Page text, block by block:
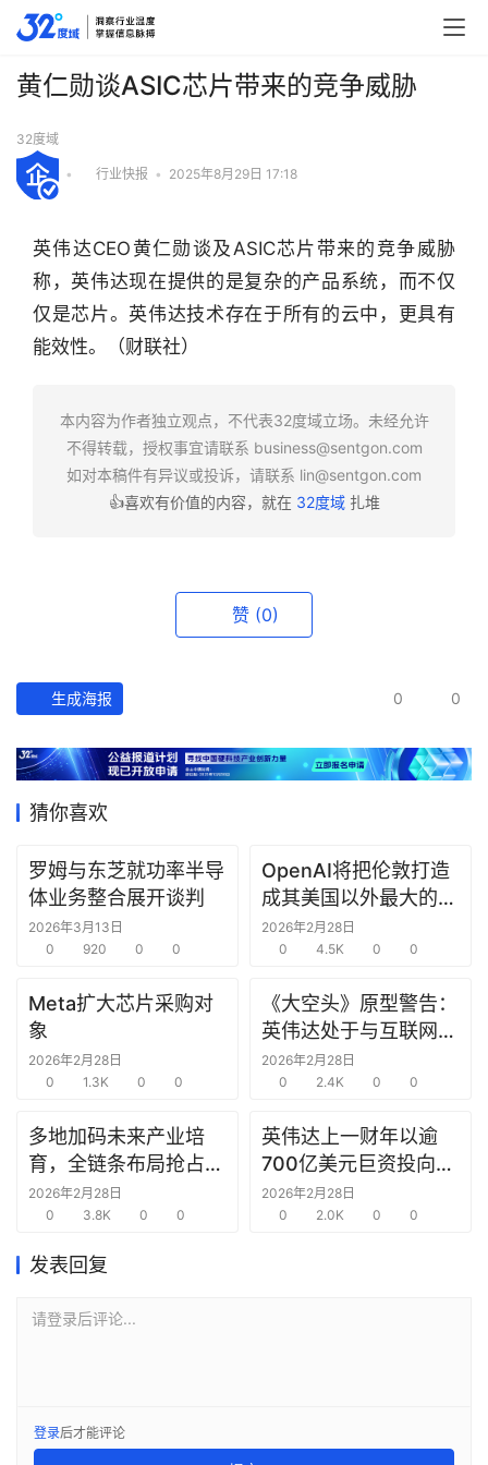
深
度
产
数
据
报
告
之
窗
链
圈
黄仁勋谈ASIC芯片带来的竞争威胁
32度域
• 行业快报 • 2025年8月29日 17:18
英伟达CEO黄仁勋谈及ASIC芯片带来的竞争威胁
称，英伟达现在提供的是复杂的产品系统，而不仅
仅是芯片。英伟达技术存在于所有的云中，更具有
能效性。（财联社）
本内容为作者独立观点，不代表32度域立场。未经允许
不得转载，授权事宜请联系 business@sentgon.com
如对本稿件有异议或投诉，请联系 lin@sentgon.com
👍喜欢有价值的内容，就在 32度域扎堆
赞 (0)
生成海报 0 0
猜你喜欢
罗姆与东芝就功率半导
体业务整合展开谈判
2026年3月13日
0
920 0 0
OpenAI将把伦敦打造
成其美国以外最大的研
究中心
2026年2月28日
0
4.5K 0 0
Meta扩大芯片采购对
象
2026年2月28日
0
1.3K 0 0
《大空头》原型警告：
英伟达处于与互联网泡
沫时期思科同样的“危
险境地”
2026年2月28日
0
2.4K 0 0
多地加码未来产业培
育，全链条布局抢占新
赛道先机
2026年2月28日
0
3.8K 0 0
英伟达上一财年以逾
700亿美元巨资投向合
作方，竭力巩固AI芯片
需求
2026年2月28日
0
2.0K 0 0
发表回复
请登录后评论...
登录后才能评论